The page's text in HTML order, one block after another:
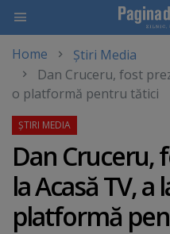
main
content
Home
Știri Media
Dan Cruceru, fost
o platformă pentru tătici
Dan Cruceru,
la Acasă TV, a
platformă